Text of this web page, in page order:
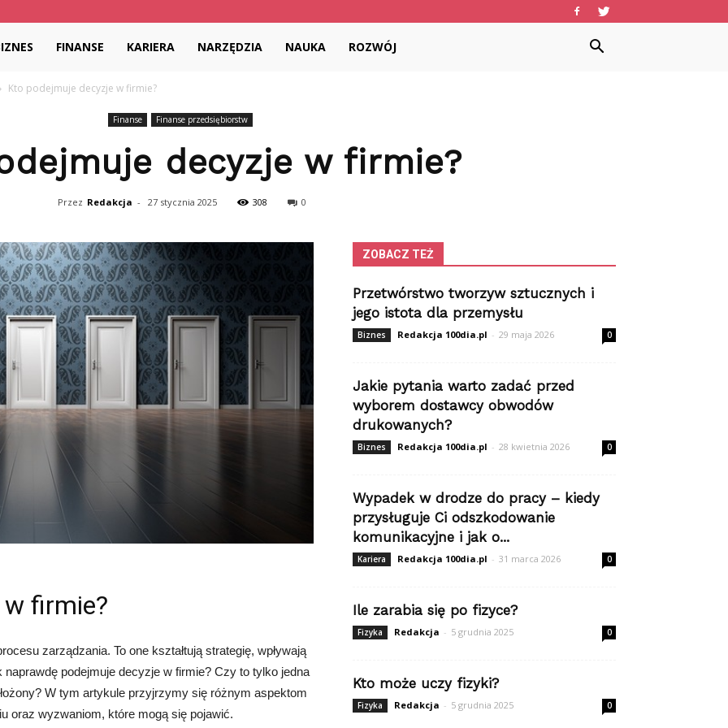
FINANSE KARIERA NARZĘDZIA NAUKA ROZWÓJ
Kto podejmuje decyzje w firmie?
Finanse Finanse przedsiębiorstw
decyzje w firmie?
Przez Redakcja - 27 stycznia 2025 308 0
firmie?
zarządzania. To one kształtują strategię, wpływają
podejmuje decyzje w firmie? Czy to tylko jedna
W tym artykule przyjrzymy się różnym aspektom
oraz wyzwaniom, które mogą się pojawić.
ZOBACZ TEŻ
Przetwórstwo tworzyw sztucznych i
jego istota dla przemysłu
Biznes Redakcja 100dia.pl - 29 maja 2026 0
Jakie pytania warto zadać przed
wyborem dostawcy obwodów
drukowanych?
Biznes Redakcja 100dia.pl - 28 kwietnia 2026 0
Wypadek w drodze do pracy – kiedy
przysługuje Ci odszkodowanie
komunikacyjne i jak o...
Kariera Redakcja 100dia.pl - 31 marca 2026 0
Ile zarabia się po fizyce?
Fizyka Redakcja - 5 grudnia 2025 0
Kto może uczy fizyki?
Fizyka Redakcja - 5 grudnia 2025 0